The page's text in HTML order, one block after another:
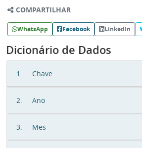
COMPARTILHAR
WhatsApp Facebook LinkedIn
Dicionário de Dados
1. Chave
2. Ano
3. Mes